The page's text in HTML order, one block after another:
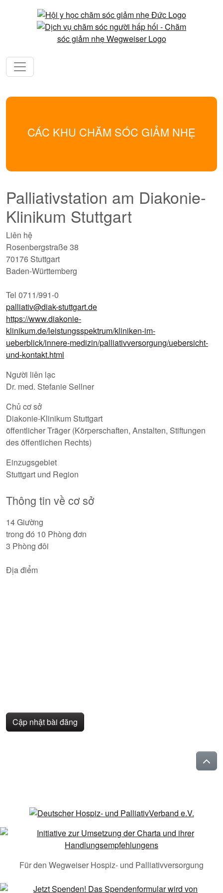
CÁC KHU CHĂM SÓC GIẢM NHẸ
Palliativstation am Diakonie-
Klinikum Stuttgart
Liên hệ
Rosenbergstraße 38
70176 Stuttgart
Baden-Württemberg
Tel 0711/991-0
palliativ@diak-stuttgart.de
https://www.diakonie-
klinikum.de/leistungsspektrum/kliniken-im-
ueberblick/innere-medizin/palliativversorgung/uebersicht-
und-kontakt.html
Người liên lạc
Dr. med. Stefanie Sellner
Chủ cơ sở
Diakonie-Klinikum Stuttgart
öffentlicher Träger (Körperschaften, Anstalten, Stiftungen
des öffentlichen Rechts)
Einzugsgebiet
Stuttgart und Region
Thông tin về cơ sở
14 Giường
trong đó 10 Phòng đơn
3 Phòng đôi
Địa điểm
Cập nhật bài đăng
Für den Wegweiser Hospiz- und Palliativversorgung